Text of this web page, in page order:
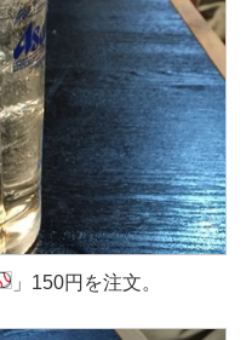
」150円を注文。